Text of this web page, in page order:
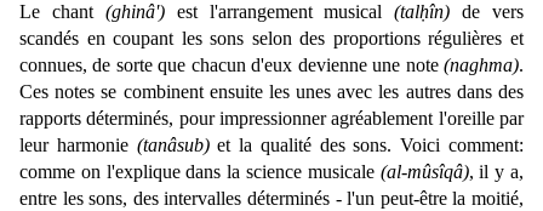
Le chant (ghinâ')est l'arrangement musical(talḥîn) de vers
scandés en coupant les sons selon des proportions régulières et
connues, de sorte que chacun d'eux devienne une note (naghma).
Ces notes se combinent ensuite les unes avec les autres dans des
rapports déterminés, pour impressionner agréablement l'oreille par
leur harmonie (tanâsub)et la qualité des sons. Voici comment:
comme on l'explique dans la science musicale (al-mûsîqâ), il y a,
entre les sons, des intervalles déterminés - l'un peut-être la moitié,